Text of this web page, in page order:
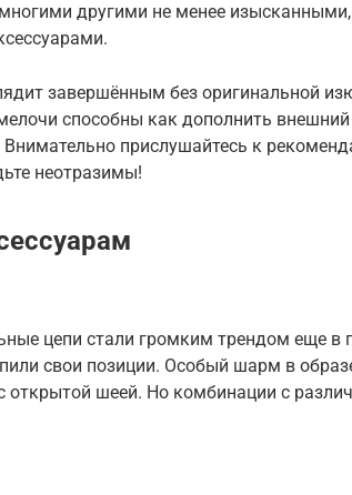
другими не менее
завершённым без оригинальной
способны как дополнить
прислушайтесь к
неотразимы!
цепи стали громким трендом еще в
свои позиции. Особый шарм в
открытой шеей. Но комбинации с